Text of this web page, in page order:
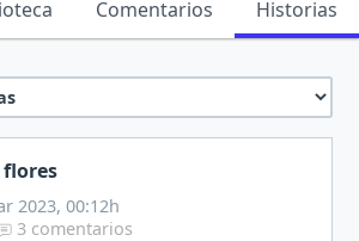
Comentarios Historias
flores
2023, 00:12h
3 comentarios